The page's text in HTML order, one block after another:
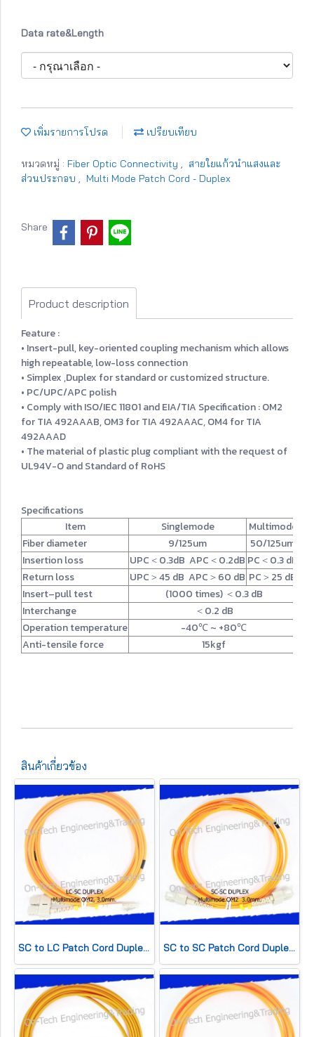
Data rate&Length
เพิ่มรายการโปรด เปรียบเทียบ
หมวดหมู่ : Fiber Optic Connectivity , สายใยแก้วนำแสงและ
ส่วนประกอบ , Multi Mode Patch Cord - Duplex
Share
Product description
Feature :
• Insert-pull, key-oriented coupling mechanism which allows
high repeatable, low-loss connection
• Simplex ,Duplex for standard or customized structure.
• PC/UPC/APC polish
• Comply with ISO/IEC 11801 and EIA/TIA Specification : OM2
for TIA 492AAAB, OM3 for TIA 492AAAC, OM4 for TIA
492AAAD
• The material of plastic plug compliant with the request of
UL94V-O and Standard of RoHS
Specifications
Item
Singlemode
Multimode
Fiber diameter
9/125um
50/125um
Insertion loss
UPC＜0.3dB APC＜0.2dB PC＜0.3 dB
Return loss
UPC＞45 dB APC＞60 dB PC＞25 dB
Insert–pull test
(1000 times) ＜0.3 dB
Interchange
＜0.2 dB
Operation temperature
-40℃ ~ +80℃
Anti-tensile force
15kgf
สินค้าเกี่ยวข้อง
SC to LC Patch Cord Duplex 3.0mm SC to SC Patch Cord Duplex 3.0mm